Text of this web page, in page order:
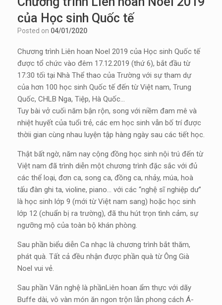
của Học sinh Quốc tế
Posted on 04/01/2020
Chương trình Liên hoan Noel 2019 của Học sinh Quốc tế
được tổ chức vào đêm 17.12.2019 (thứ 6), bắt đầu từ
17:30 tối tại Nhà Thể thao của Trường với sự tham dự
của hơn 100 học sinh Quốc tế đến từ Việt nam, Trung
Quốc, CHLB Nga, Tiệp, Hà Quốc…
Tuy bài vở cuối năm bận rộn, song với niềm đam mê và
nhiệt huyết của tuổi trẻ, các em học sinh vẫn bố trí được
thờii gian cùng nhau luyện tập hàng ngày sau các tiết học.
Thật bất ngờ, năm nay cộng đồng học sinh nội trú đến từ
Việt nam đã trình diễn một chương trình đặc sắc với đủ
các thể loại, đơn ca, song ca, đồng ca, nhảy, múa, hoà
tấu đàn ghi ta, violine, piano… với các “nghệ sĩ nghiệp dư”
là học sinh lớp 9 (mới từ Việt nam sang) hoặc học sinh
lớp 12 (chuẩn bị ra trường), đã thu hút trọn tình cảm, sự
ngưỡng mộ của toàn bộ khán phòng.
Sau phần biểu diễn Ca nhạc là chương trình bắt thăm,
phát quà. Tất cả đều nhận được phần quà từ Ông Già
Noel vui vẻ.
Sau phần Văn nghệ là phầnLiên hoan ẩm thực với dãy
Buffe dài, vô vàn món ăn ngon trộn lẫn phong cách Á-